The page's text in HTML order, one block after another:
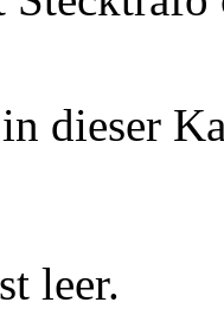
in dieser
leer.